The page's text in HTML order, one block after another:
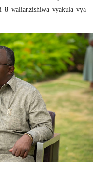
walianzishiwa vyakula vya